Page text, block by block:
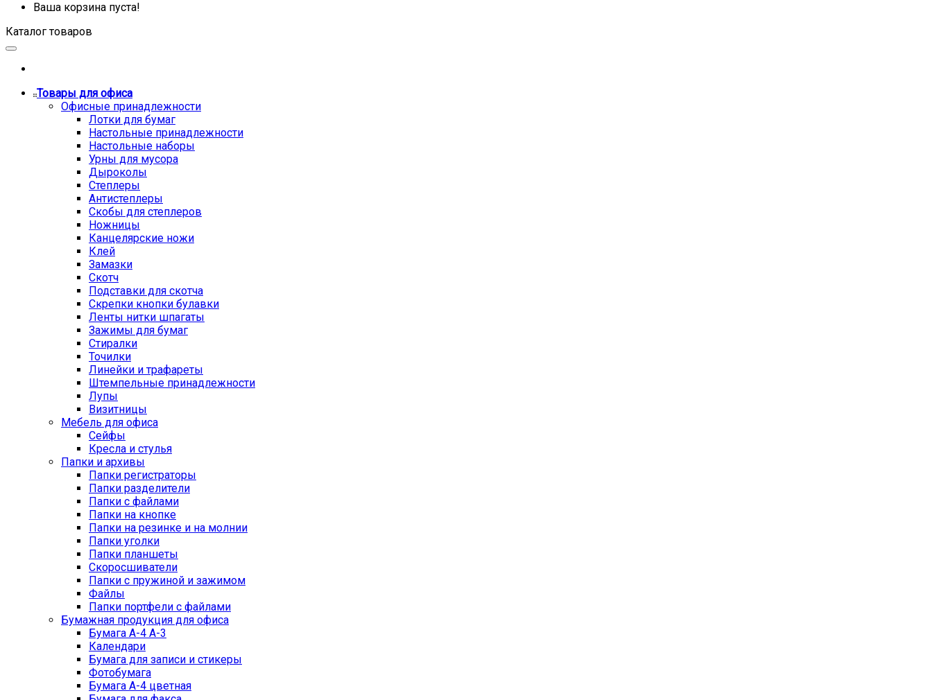
Ваша корзина пуста!
Каталог товаров
Товары для офиса
Офисные принадлежности
Лотки для бумаг
Настольные принадлежности
Настольные наборы
Урны для мусора
Дыроколы
Степлеры
Антистеплеры
Скобы для степлеров
Ножницы
Канцелярские ножи
Клей
Замазки
Скотч
Подставки для скотча
Скрепки кнопки булавки
Ленты нитки шпагаты
Зажимы для бумаг
Стиралки
Точилки
Линейки и трафареты
Штемпельные принадлежности
Лупы
Визитницы
Мебель для офиса
Сейфы
Кресла и стулья
Папки и архивы
Папки регистраторы
Папки разделители
Папки с файлами
Папки на кнопке
Папки на резинке и на молнии
Папки уголки
Папки планшеты
Скоросшиватели
Папки с пружиной и зажимом
Файлы
Папки портфели с файлами
Бумажная продукция для офиса
Бумага А-4 А-3
Календари
Бумага для записи и стикеры
Фотобумага
Бумага А-4 цветная